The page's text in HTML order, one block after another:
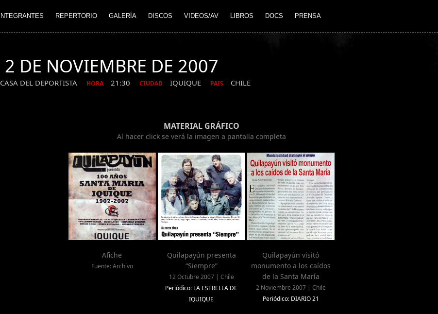
INTEGRANTES REPERTORIO GALERÍA DISCOS VIDEOS/AV LIBROS DOCS PRENSA
2 DE NOVIEMBRE DE 2007
CASA DEL DEPORTISTA HORA 21:30 CIUDAD IQUIQUE PAIS CHILE
MATERIAL GRÁFICO
Al hacer click se verá la imagen a pantalla completa
Afiche
Fuente: Archivo
Quilapayún presenta
“Siempre”
12 Octubre 2007 | Chile
Periódico: LA ESTRELLA DE
IQUIQUE
Quilapayún visitó
monumento a los caídos
de la Santa María
2 Noviembre 2007 | Chile
Periódico: DIARIO 21